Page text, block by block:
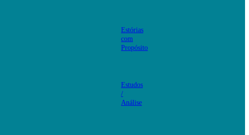
Estórias
com
Propósito
Estudos
/
Análise